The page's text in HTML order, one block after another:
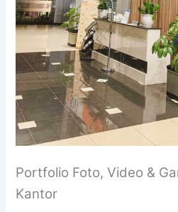
Portfolio Foto, Video &
Kantor